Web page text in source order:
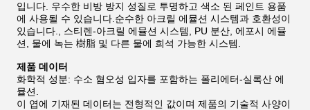
입니다. 우수한 비방 방지 성질로 투명하고 색소 된 페인트 용품
에 사용될 수 있습니다.순수한 아크릴 에뮬션 시스템과 호환성이
있습니다., 스티렌-아크릴 에뮬션 시스템, PU 분산, 에포시 에뮬
션, 물에 녹는 樹脂 및 다른 물에 희석 가능한 시스템.
제품 데이터
화학적 성분: 수소 혐오성 입자를 포함하는 폴리에터-실록산 에
뮬션.
이 엽에 기재된 데이터는 전형적인 값이며 제품의 기술적 사양이